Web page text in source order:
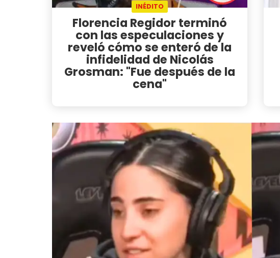
INÉDITO
Florencia Regidor terminó
con las especulaciones y
reveló cómo se enteró de la
infidelidad de Nicolás
Grosman: "Fue después de la
cena"